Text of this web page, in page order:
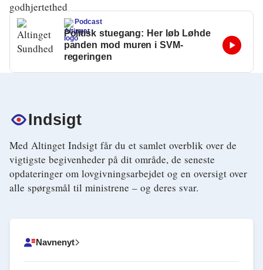
Podcast
Politisk stuegang: Her løb Løhde
panden mod muren i SVM-
regeringen
Indsigt
Med Altinget Indsigt får du et samlet overblik over de
vigtigste begivenheder på dit område, de seneste
opdateringer om lovgivningsarbejdet og en oversigt over
alle spørgsmål til ministrene – og deres svar.
Navnenyt